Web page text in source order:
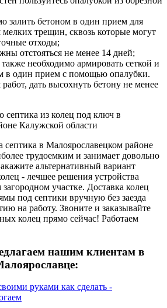
залить бетоном в один прием для
трещин, сквозь которые могут
отходы;
отстояться не менее 14 дней;
необходимо армировать сеткой и
в один прием с помощью опалубки.
дать высохнуть бетону не менее
септика в Малоярославецком районе
трудоемким и занимает довольно
альтернативный вариант
- лечшее решения устройства
участке. Доставка колец
под септики вручную без заезда
на работу. Звоните и заказывайте
колец прямо сейчас! Работаем
нашим клиентам в